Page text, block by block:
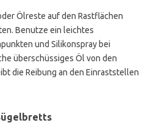
Ölreste auf den Rastflächen
Benutze ein leichtes
und Silikonspray bei
überschüssiges Öl von den
die Reibung an den Einraststellen